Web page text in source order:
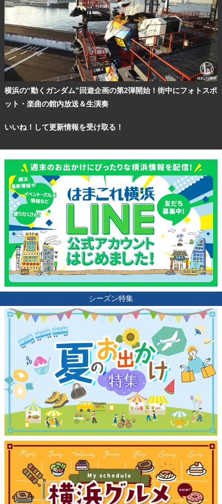
横浜の“動くガンダム”回遊企画の第2弾開始！街中にフォトスポ
ット・楽曲の館内放送＆生演奏
いいね！して更新情報を受け取る！
シーズン特集
観光ガイド
ランキング
ブログ記事
サイトについて